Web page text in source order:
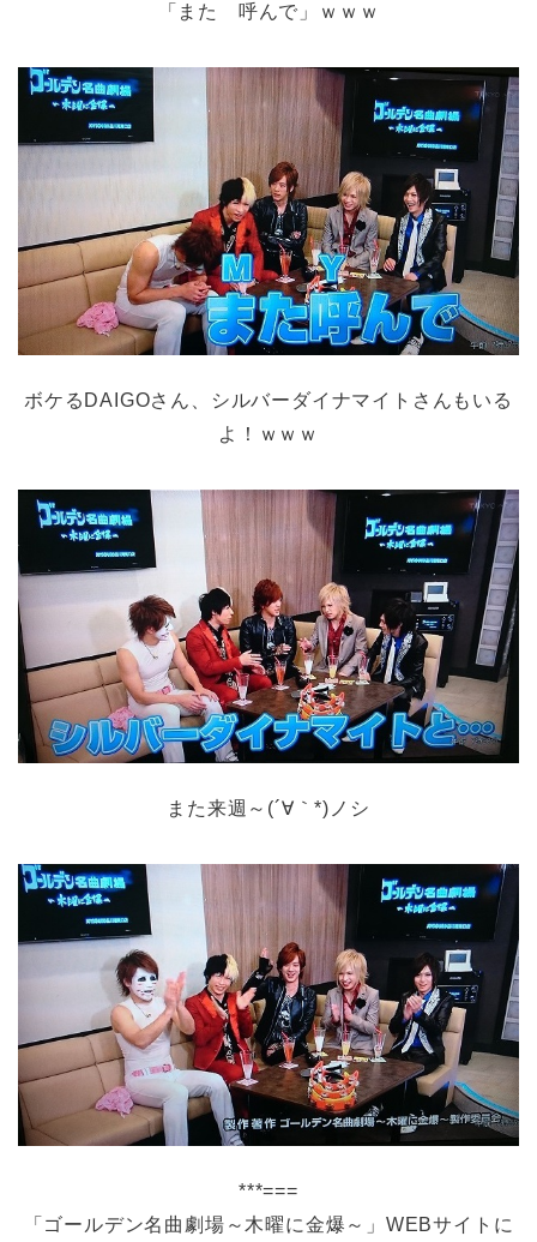
「また 呼んで」ｗｗｗ
ボケるDAIGOさん、シルバーダイナマイトさんもいる
よ！ｗｗｗ
また来週～(´∀｀*)ノシ
***===
「ゴールデン名曲劇場～木曜に金爆～」WEBサイトに